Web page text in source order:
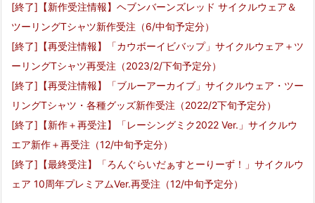
[終了]【新作受注情報】ヘブンバーンズレッド サイクルウェア＆
ツーリングTシャツ新作受注（6/中旬予定分）
[終了]【再受注情報】「カウボーイビバップ」サイクルウェア＋ツ
ーリングTシャツ再受注（2023/2/下旬予定分）
[終了]【再受注情報】「ブルーアーカイブ」サイクルウェア・ツー
リングTシャツ・各種グッズ新作受注（2022/2下旬予定分）
[終了]【新作＋再受注】「レーシングミク2022 Ver.」サイクルウ
エア新作＋再受注（12/中旬予定分）
[終了]【最終受注】「ろんぐらいだぁすとーりーず！」サイクルウ
ェア 10周年プレミアムVer.再受注（12/中旬予定分）